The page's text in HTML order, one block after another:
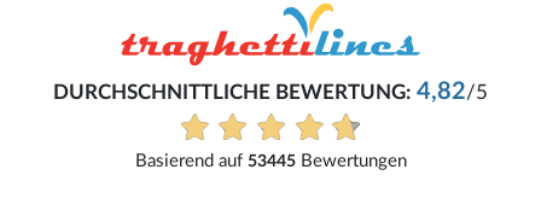
DURCHSCHNITTLICHE BEWERTUNG: 4,82/5
Basierend auf 53445Bewertungen